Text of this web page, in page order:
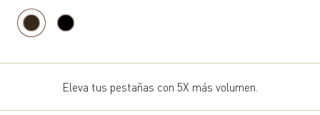
Eleva tus pestañas con 5X más volumen.